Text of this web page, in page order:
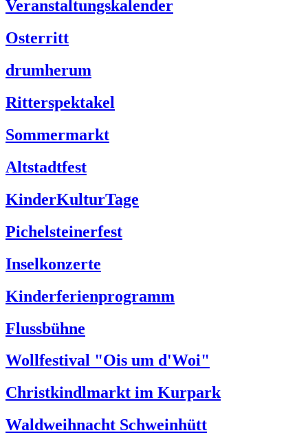
Veranstaltungskalender
Osterritt
drumherum
Ritterspektakel
Sommermarkt
Altstadtfest
KinderKulturTage
Pichelsteinerfest
Inselkonzerte
Kinderferienprogramm
Flussbühne
Wollfestival "Ois um d'Woi"
Christkindlmarkt im Kurpark
Waldweihnacht Schweinhütt